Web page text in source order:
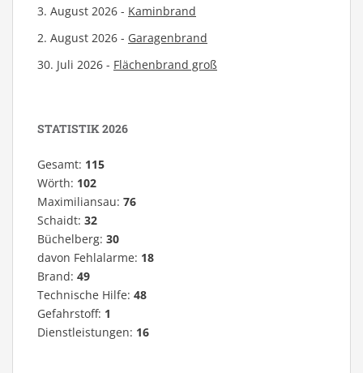
3. August 2026 - Kaminbrand
2. August 2026 - Garagenbrand
30. Juli 2026 - Flächenbrand groß
STATISTIK 2026
Gesamt: 115
Wörth: 102
Maximiliansau: 76
Schaidt: 32
Büchelberg: 30
davon Fehlalarme: 18
Brand: 49
Technische Hilfe: 48
Gefahrstoff: 1
Dienstleistungen: 16